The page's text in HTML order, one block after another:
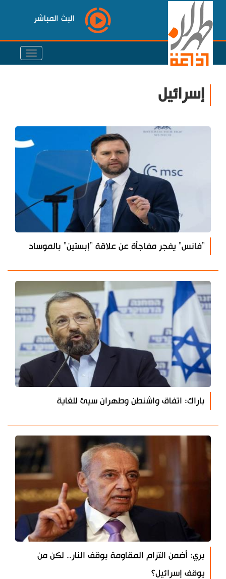
البث المباشر
إسرائيل
"فانس" يفجر مفاجأة عن علاقة "إبستين" بالموساد
باراك: اتفاق واشنطن وطهران سيئ للغاية
بري: أضمن التزام المقاومة بوقف النار.. لكن من
يوقف إسرائيل؟